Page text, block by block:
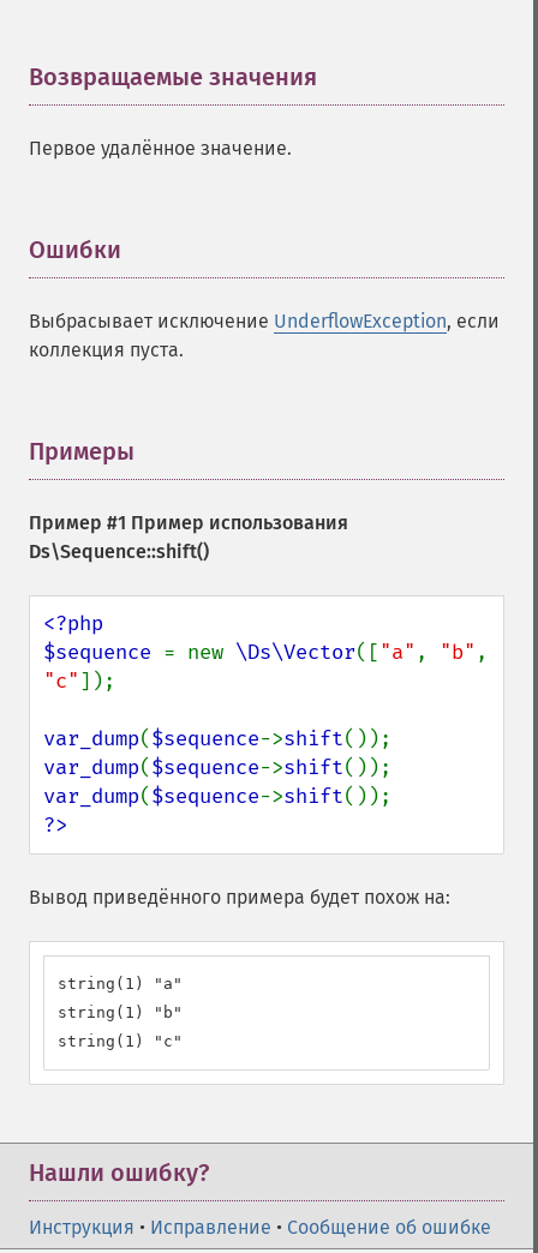
Возвращаемые значения
Первое удалённое значение.
Ошибки
Выбрасывает исключение UnderflowException, если
коллекция пуста.
Примеры
Пример #1 Пример использования
Ds\Sequence::shift()
<?php
$sequence = new \Ds\Vector(["a" , "b"
"c"]);
var_dump($sequence->shift
var_dump($sequence->shift
var_dump($sequence->shift
?>
Вывод приведённого примера будет похож на:
string(1) "a"
string(1) "b"
string(1) "c"
Нашли ошибку?
Инструкция • Исправление • Сообщение об ошибке